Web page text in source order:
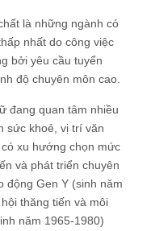
là những ngành có
nhất do công việc
bởi yêu cầu tuyển
độ chuyên môn cao.
đang quan tâm nhiều
sức khoẻ, vị trí văn
xu hướng chọn mức
và phát triển chuyên
động Gen Y (sinh năm
thăng tiến và môi
năm 1965-1980)